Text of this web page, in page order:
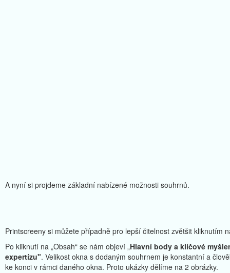
A nyní si projdeme základní nabízené možnosti souhrnů.
Printscreeny si můžete případně pro lepší čitelnost zvětšit kliknutím
Po kliknutí na „Obsah“ se nám objeví „Hlavní body a klíčové
expertízu". Velikost okna s dodaným souhrnem je konstantní a
ke konci v rámci daného okna. Proto ukázky dělíme na 2 obrázky.